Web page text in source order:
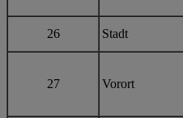
26 Stadt
27 Vorort